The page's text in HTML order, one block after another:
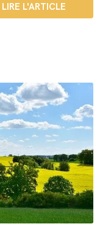
LIRE L'ARTICLE